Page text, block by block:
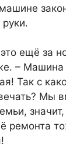
руки.
ещё за
–
Так с
Мы
значит,
ремонта